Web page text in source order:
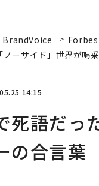
BrandVoice
ーサイド」世界が喝
14:15
死語だっ
の合言葉